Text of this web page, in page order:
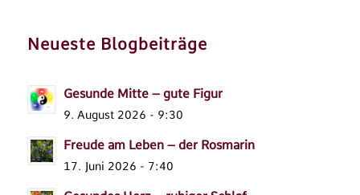
Neueste Blogbeiträge
Gesunde Mitte – gute Figur
9. August 2026 - 9:30
Freude am Leben – der Rosmarin
17. Juni 2026 - 7:40